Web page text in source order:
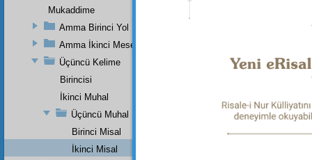
Mukaddime
Amma Birinci Yol
Amma İkinci Mesele
Üçüncü Kelime
Birincisi
İkinci Muhal
Üçüncü Muhal
Birinci Misal
İkinci Misal